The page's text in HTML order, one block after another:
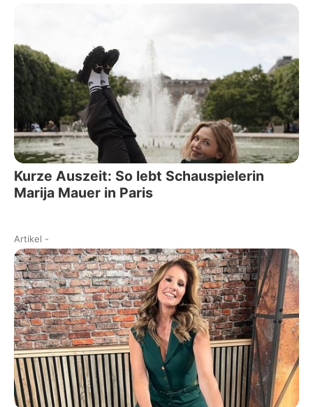
Kurze Auszeit: So lebt Schauspielerin
Marija Mauer in Paris
Artikel -